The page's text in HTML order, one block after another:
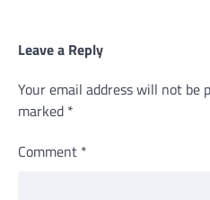
Leave a Reply
Your email address will not be
marked *
Comment *